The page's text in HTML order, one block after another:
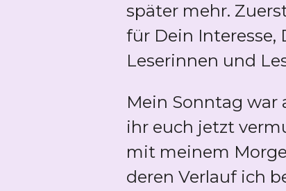
später mehr.
für Dein Interesse,
Leserinnen und
Mein Sonntag war
ihr euch jetzt
mit meinem
deren Verlauf ich